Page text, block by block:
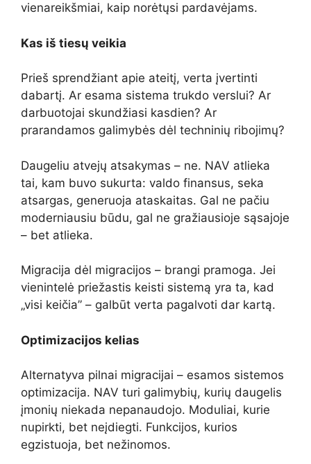
vienareikšmiai, kaip norėtųsi pardavėjams.
Kas iš tiesų veikia
Prieš sprendžiant apie ateitį, verta įvertinti
dabartį. Ar esama sistema trukdo verslui? Ar
darbuotojai skundžiasi kasdien? Ar
prarandamos galimybės dėl techninių ribojimų?
Daugeliu atvejų atsakymas – ne. NAV atlieka
tai, kam buvo sukurta: valdo finansus, seka
atsargas, generuoja ataskaitas. Gal ne pačiu
moderniausiu būdu, gal ne gražiausioje sąsajoje
– bet atlieka.
Migracija dėl migracijos – brangi pramoga. Jei
vienintelė priežastis keisti sistemą yra ta, kad
„visi keičia” – galbūt verta pagalvoti dar kartą.
Optimizacijos kelias
Alternatyva pilnai migracijai – esamos sistemos
optimizacija. NAV turi galimybių, kurių daugelis
įmonių niekada nepanaudojo. Moduliai, kurie
nupirkti, bet neįdiegti. Funkcijos, kurios
egzistuoja, bet nežinomos.